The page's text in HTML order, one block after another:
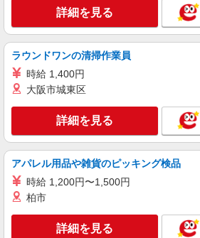
詳細を見る
ラウンドワンの清掃作業員
時給 1,400円
大阪市城東区
詳細を見る
アパレル用品や雑貨のピッキング検品
時給 1,200円〜1,500円
柏市
詳細を見る